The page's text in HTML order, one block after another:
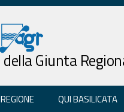
Giunta
QUI BASILICATA